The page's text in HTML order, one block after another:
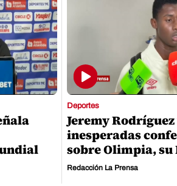
Deportes
Jeremy Rodríguez
inesperadas
sobre Olimpia, su
Redacción La Prensa